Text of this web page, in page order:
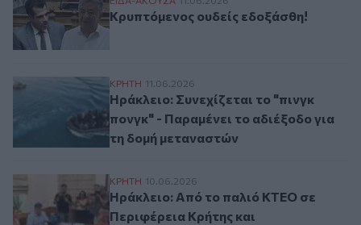
Κρυπτόμενος ουδείς εδοξάσθη!
Ηράκλειο: Συνεχίζεται το "πινγκ πονγκ"
ΚΡΗΤΗ 11.06.2026
Ηράκλειο: Συνεχίζεται το "πινγκ
πονγκ" - Παραμένει το αδιέξοδο για
τη δομή μεταναστών
Ηράκλειο: Από το παλιό ΚΤΕΟ σε
ΚΡΗΤΗ 10.06.2026
Ηράκλειο: Από το παλιό ΚΤΕΟ σε
Περιφέρεια Κρήτης και